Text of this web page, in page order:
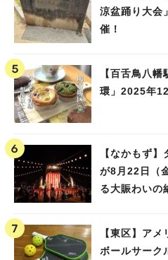
涼盆踊り大会
催！
【百舌鳥八
環」2025年
【なかもず
が8月22日（
る大賑わいの
【東区】ア
ボールサーク